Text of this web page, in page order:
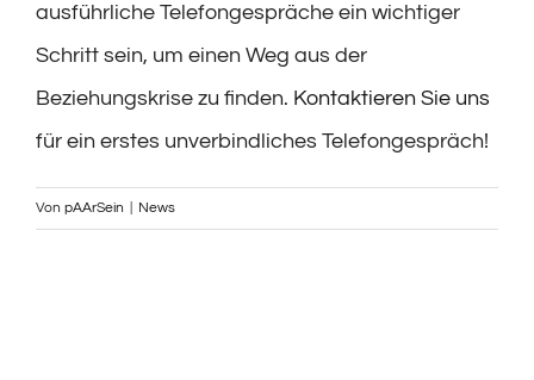
ausführliche Telefongespräche ein wichtiger
Schritt sein, um einen Weg aus der
Beziehungskrise zu finden. Kontaktieren Sie uns
für ein erstes unverbindliches Telefongespräch!
Von pAArSein News